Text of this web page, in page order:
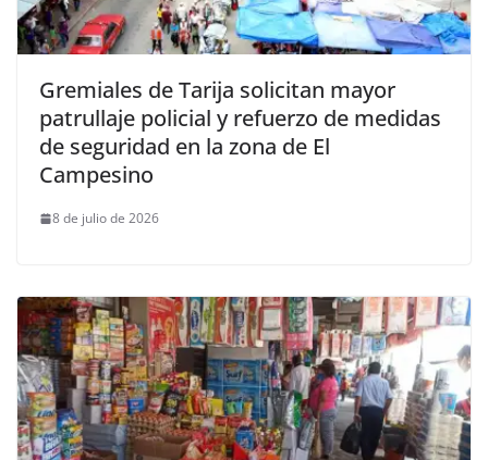
Gremiales de Tarija solicitan mayor
patrullaje policial y refuerzo de medidas
de seguridad en la zona de El
Campesino
8 de julio de 2026